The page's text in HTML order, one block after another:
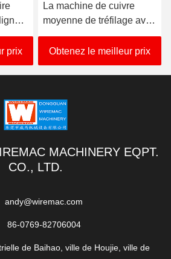
prix
La machine de cuivre
moyenne de tréfilage avec
la bobine simple de
630mm prennent
Obtenez le meilleur prix
MACHINERY EQPT.
CO., LTD.
andy@wiremac.com
86-0769-82706004
de Baihao, ville de Houjie, ville de